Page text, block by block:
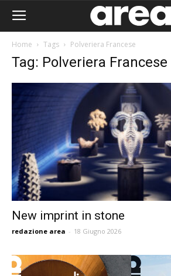
Home Tags Polveriera Francese
Tag: Polveriera Francese
New imprint in stone
redazione area - 18 Giugno 2026